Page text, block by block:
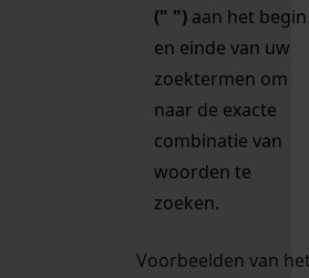
(" ") aan het begin
en einde van uw
zoektermen om
naar de exacte
combinatie van
woorden te
zoeken.
Voorbeelden van